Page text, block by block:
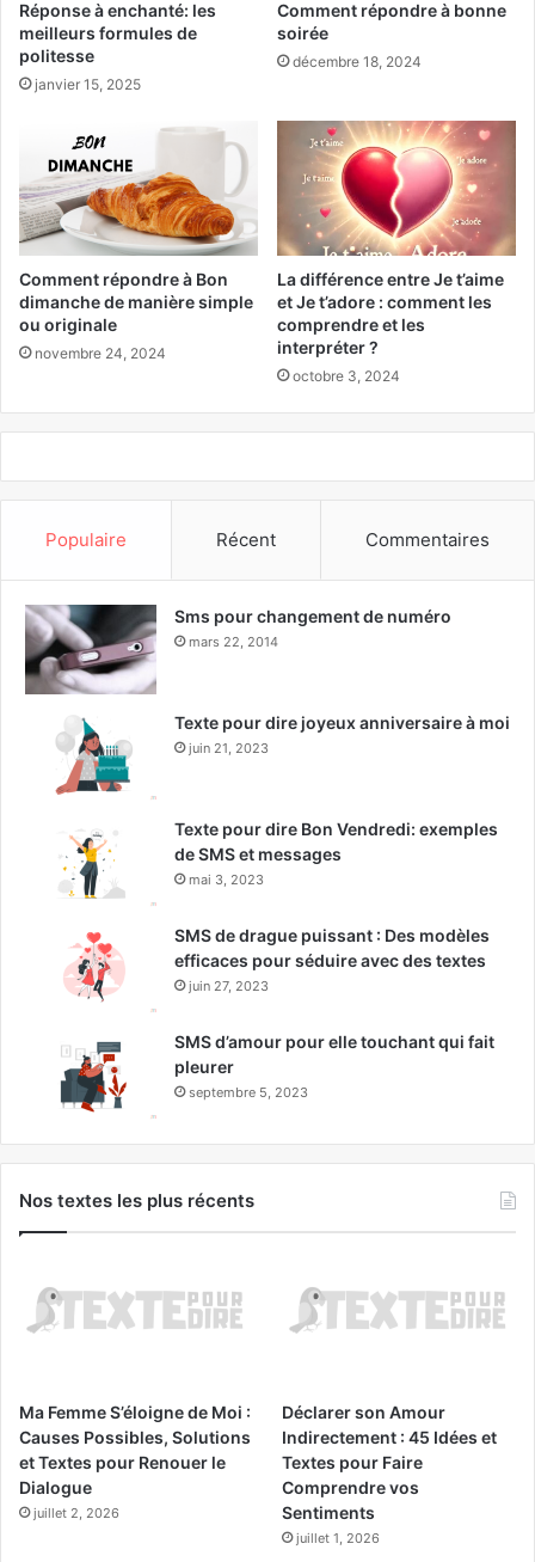
Réponse à enchanté: les
meilleurs formules de
politesse
janvier 15, 2025
Comment répondre à bonne
soirée
décembre 18, 2024
Comment répondre à Bon
dimanche de manière simple
ou originale
novembre 24, 2024
La différence entre Je t’aime
et Je t’adore : comment les
comprendre et les
interpréter ?
octobre 3, 2024
Populaire Récent Commentaires
Sms pour changement de numéro
mars 22, 2014
Texte pour dire joyeux anniversaire à moi
juin 21, 2023
Texte pour dire Bon Vendredi: exemples
de SMS et messages
mai 3, 2023
SMS de drague puissant : Des modèles
efficaces pour séduire avec des textes
juin 27, 2023
SMS d’amour pour elle touchant qui fait
pleurer
septembre 5, 2023
Nos textes les plus récents
Ma Femme S’éloigne de Moi :
Causes Possibles, Solutions
et Textes pour Renouer le
Dialogue
juillet 2, 2026
Déclarer son Amour
Indirectement : 45 Idées et
Textes pour Faire
Comprendre vos
Sentiments
juillet 1, 2026